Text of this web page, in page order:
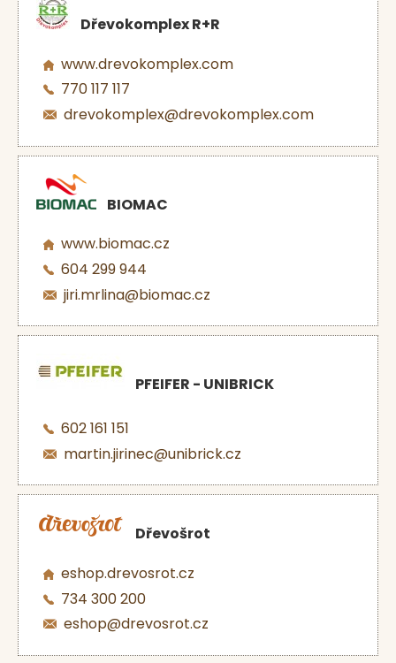
Dřevokomplex R+R
www.drevokomplex.com
770 117 117
drevokomplex@drevokomplex.com
BIOMAC
www.biomac.cz
604 299 944
jiri.mrlina@biomac.cz
PFEIFER - UNIBRICK
602 161 151
martin.jirinec@unibrick.cz
Dřevošrot
eshop.drevosrot.cz
734 300 200
eshop@drevosrot.cz